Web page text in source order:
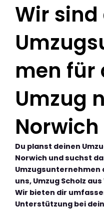
Wir
men für
Umzug
Norwich
Du planst deinen
Norwich und suchst
Umzugsunternehmen
uns, Umzug Scholz
Wir bieten dir
Unterstützung bei